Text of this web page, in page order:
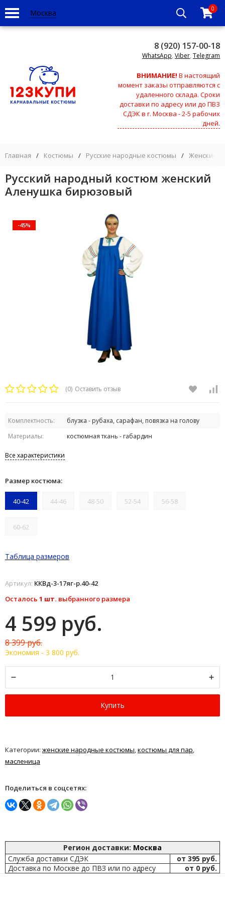
Москва 0
8 (920) 157-00-18
WhatsApp, Viber, Telegram
ВНИМАНИЕ! В настоящий
момент заказы отправляются с
удаленного склада. Сроки
доставки по адресу или до ПВЗ
СДЭК в г. Москва - 2-5 рабочих
дней.
Главная / Костюмы / Русские народные костюмы / Женские
Русский народный костюм женский
Аленушка бирюзовый
-45%
(0) Оставить отзыв
Комплектность:
блузка - рубаха, сарафан, повязка на голову
Материалы:
костюмная ткань - габардин
Все характеристики
Размер костюма:
40-42 44-46 48-50 52-54 56-58
60-62
Таблица размеров
Артикул: ККВд-3-17яг-р.40-42
Осталось 1 шт. выбранного размера
4 599 руб.
8 399 руб.
Экономия - 3 800 руб.
Купить
Категории: женские народные костюмы костюмы для пар
масленица
Поделиться в соцсетях:
Регион доставки: Москва
Служба доставки СДЭК
от 395 руб.
Доставка по Москве до ПВЗ или по адресу
от 0 руб.